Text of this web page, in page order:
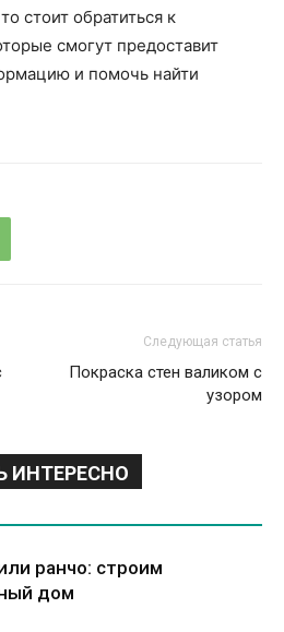
стоит обратиться к
смогут предоставит
и помочь найти
Следующая статья
Покраска стен валиком с
узором
ИНТЕРЕСНО
ранчо: строим
дом